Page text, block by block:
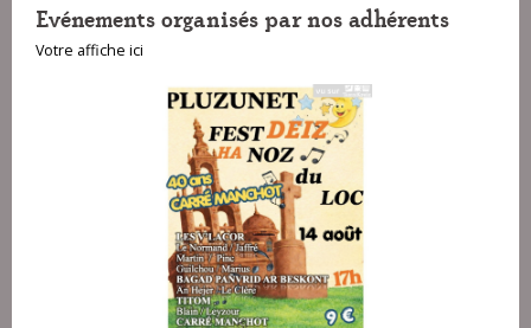
Evénements organisés par nos adhérents
Votre affiche ici